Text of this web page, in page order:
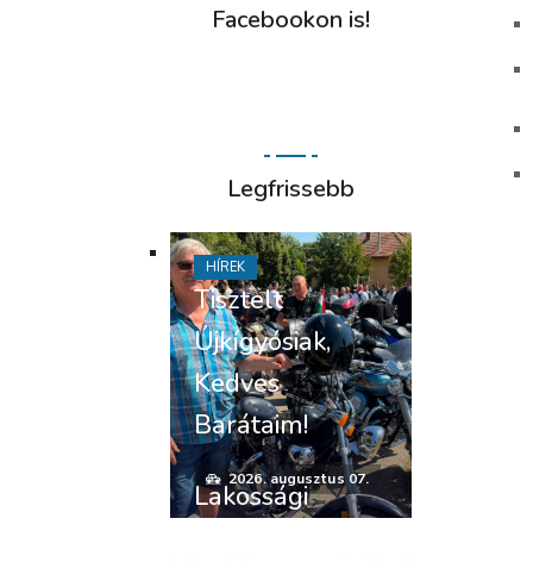
Facebookon is!
Legfrissebb
Tisztelt
Újkígyósiak,
Kedves
Barátaim!
2026. augusztus 07.
HÍREK
Lakossági